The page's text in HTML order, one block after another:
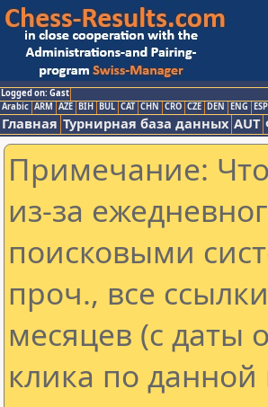
Logged on: Gast
Arabic ARM AZE BIH BUL CAT CHN CRO CZE DEN ENG ESP
Главная Турнирная база данных AUT
Примечание:
из-за
поисковыми
проч., все
месяцев (с даты
клика по данной